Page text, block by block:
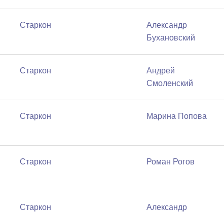
Старкон
Александр
Бухановский
Старкон
Андрей
Смоленский
Старкон Марина Попова
Старкон Роман Рогов
Старкон
Александр